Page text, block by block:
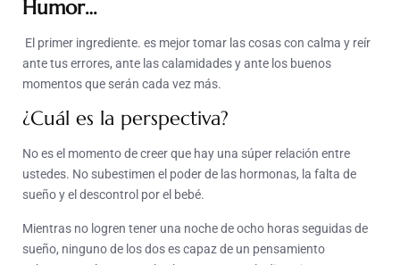
Humor…
El primer ingrediente. es mejor tomar las cosas con calma y reír
ante tus errores, ante las calamidades y ante los buenos
momentos que serán cada vez más.
¿Cuál es la perspectiva?
No es el momento de creer que hay una súper relación entre
ustedes. No subestimen el poder de las hormonas, la falta de
sueño y el descontrol por el bebé.
Mientras no logren tener una noche de ocho horas seguidas de
sueño, ninguno de los dos es capaz de un pensamiento